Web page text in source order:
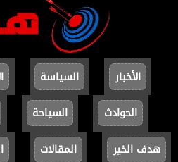
الأخبار السياسة
الحوادث
السياحة
هدف الخير
المقالات